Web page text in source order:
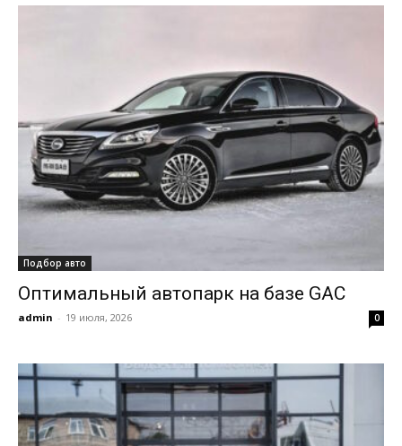
Подбор авто
Оптимальный автопарк на базе GAC
admin - 19 июля, 2026 0